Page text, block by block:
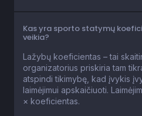
Kas yra sporto statymų
veikia?
Lažybų koeficientas – tai
organizatorius priskiria tam
atspindi tikimybę, kad įvykis
laimėjimui apskaičiuoti.
× koeficientas.